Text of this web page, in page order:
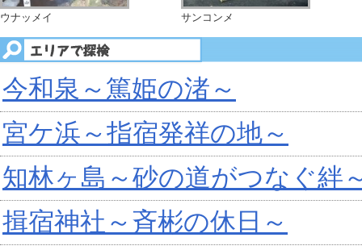
ウナッメイ サンコンメ
今和泉～篤姫の渚～
宮ケ浜～指宿発祥の地～
知林ヶ島～砂の道がつなぐ絆
揖宿神社～斉彬の休日～